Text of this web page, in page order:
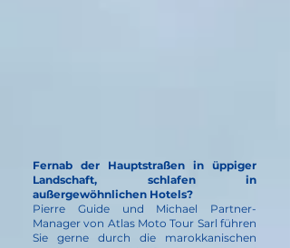
Fernab der Hauptstraßen in üppiger
Landschaft, schlafen in
außergewöhnlichen Hotels?
Pierre Guide und Michael Partner-
Manager von Atlas Moto Tour Sarl führen
Sie gerne durch die marokkanischen